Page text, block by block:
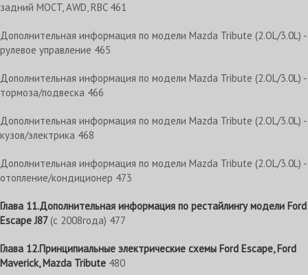
задний MOCT, AWD, RBC 461
Дополнительная информация по модели Mazda Tribute (2.OL/3.0L) -
рулевое управление 465
Дополнительная информация по модели Mazda Tribute (2.OL/3.0L) -
тормоза/подвеска 466
Дополнительная информация по модели Mazda Tribute (2.OL/3.0L) -
кузов/электрика 468
Дополнительная информация по модели Mazda Tribute (2.OL/3.0L) -
отопление/кондиционер 473
Глава 11.Дополнительная информация по рестайлингу модели Ford
Escape J87(с 2008года) 477
Глава 12.Принципиальные электрические схемы Ford Escape, Ford
Maverick, Mazda Tribute 480